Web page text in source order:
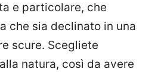
e particolare, che
che sia declinato in una
scure. Scegliete
natura, così da avere